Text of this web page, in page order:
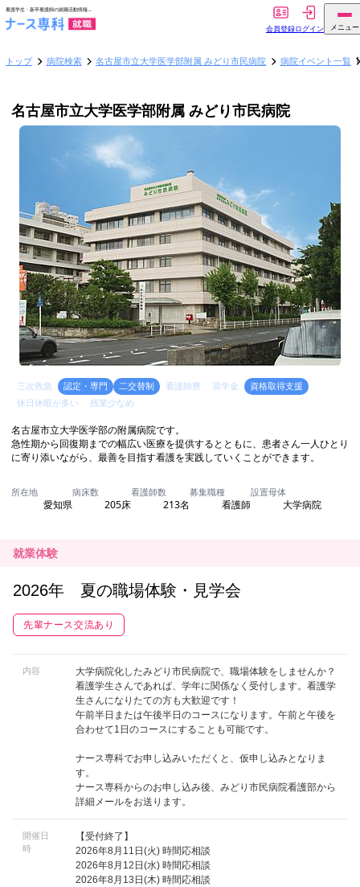
就業体験
2026年 夏の職場体験・見学会
先輩ナース交流あり
内容
大学病院化したみどり市民病院で、職場体験をしませんか？
看護学生さんであれば、学年に関係なく受付します。看護学
生さんになりたての方も大歓迎です！
午前半日または午後半日のコースになります。午前と午後を
合わせて1日のコースにすることも可能です。
ナース専科でお申し込みいただくと、仮申し込みとなりま
す。
ナース専科からのお申し込み後、みどり市民病院看護部から
詳細メールをお送ります。
開催日
時
【受付終了】
2026年8月11日(火) 時間応相談
2026年8月12日(水) 時間応相談
2026年8月13日(木) 時間応相談